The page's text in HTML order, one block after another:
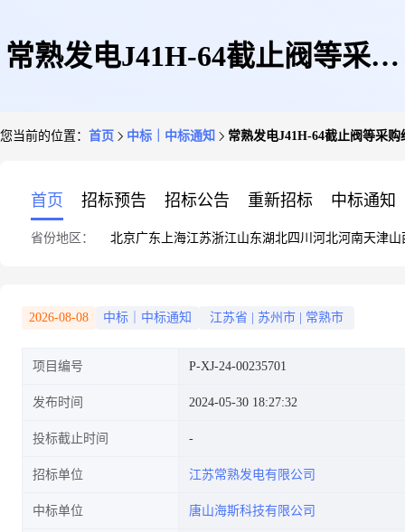
常熟发电J41H-64截止阀等采购
您当前的位置： 首页 中标｜中标通知 常熟发电J41H-64截止阀等采购
首页 招标预告 招标公告 重新招标 中标通知
省份地区： 北京广东 上海江苏浙江山东湖北四川 河北河南天津山
2026-08-08 中标｜中标通知 江苏省 苏州市 常熟市
项目编号 P-XJ-24-00235701
发布时间 2024-05-30 18:27:32
投标截止时间
招标单位 江苏常熟发电有限公司
中标单位 唐山海斯科技有限公司